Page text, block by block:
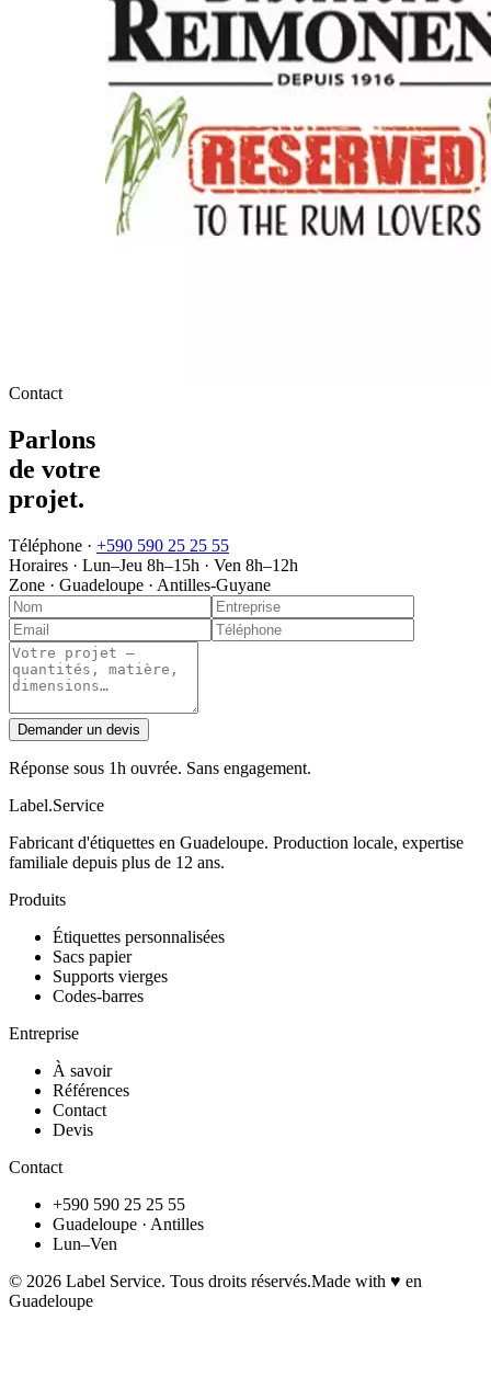
Contact
Parlons
de votre
projet.
Téléphone · +590 590 25 25 55
Horaires · Lun–Jeu 8h–15h · Ven 8h–12h
Zone · Guadeloupe · Antilles-Guyane
Demander un devis
Réponse sous 1h ouvrée. Sans engagement.
Label.Service
Fabricant d'étiquettes en Guadeloupe. Production locale, expertise
familiale depuis plus de 12 ans.
Produits
Étiquettes personnalisées
Sacs papier
Supports vierges
Codes-barres
Entreprise
À savoir
Références
Contact
Devis
Contact
+590 590 25 25 55
Guadeloupe · Antilles
Lun–Ven
© 2026 Label Service. Tous droits réservés.Made with ♥ en
Guadeloupe